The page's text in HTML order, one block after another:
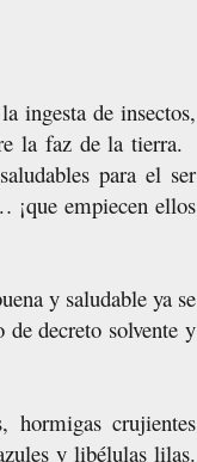
ingesta de insectos,
la faz de la tierra.
para el ser
¡que empiecen ellos
y saludable ya se
decreto solvente y
hormigas crujientes
y libélulas lilas.